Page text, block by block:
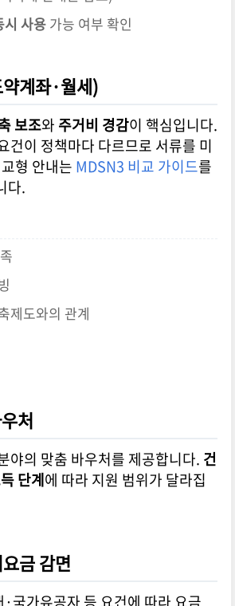
시 사용가능 여부 확인
계좌·월세)
보조와 주거비 경감이 핵심입니다.
건이 정책마다 다르므로 서류를 미
형 안내는 MDSN3 비교 가이드를
다.
제도와의 관계
처
야의 맞춤 바우처를 제공합니다. 건
단계에 따라 지원 범위가 달라집
금 감면